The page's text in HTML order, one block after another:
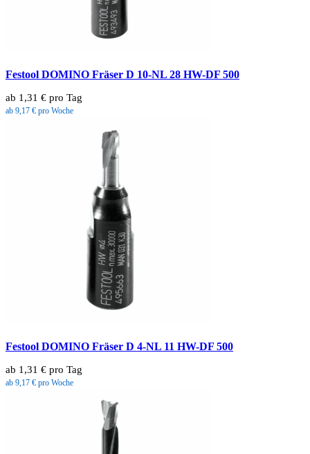
Festool DOMINO Fräser D 10-NL 28 HW-DF 500
ab 1,31 € pro Tag
ab 9,17 € pro Woche
Festool DOMINO Fräser D 4-NL 11 HW-DF 500
ab 1,31 € pro Tag
ab 9,17 € pro Woche